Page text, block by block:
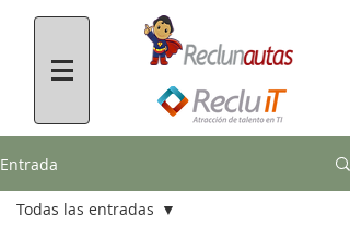
Entrada
Todas las entradas